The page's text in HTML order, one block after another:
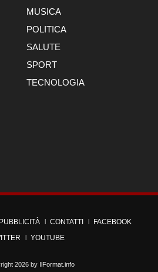
MUSICA
POLITICA
SALUTE
SPORT
TECNOLOGIA
PUBBLICITÀ CONTATTI
FACEBOOK
YOUTUBE
2026 by IlFormat.info